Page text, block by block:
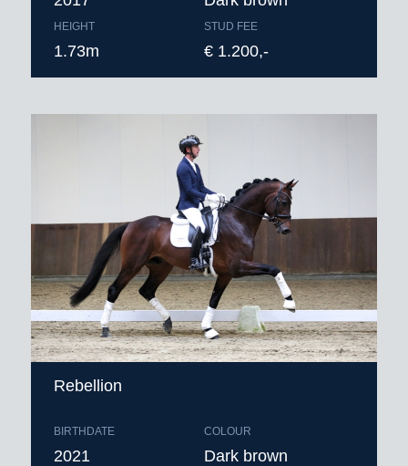
HEIGHT
1.73m
STUD FEE
€ 1.200,-
Rebellion
BIRTHDATE
2021
COLOUR
Dark brown